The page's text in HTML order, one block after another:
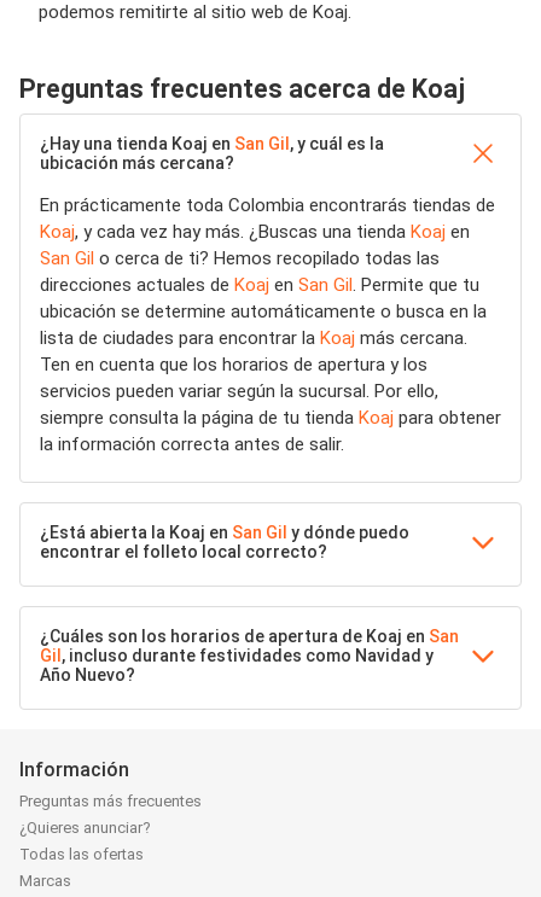
podemos remitirte al sitio web de Koaj.
Preguntas frecuentes acerca de Koaj
¿Hay una tienda Koaj en San Gil , y cuál es la
ubicación más cercana?
En prácticamente toda Colombia encontrarás tiendas de
Koaj, y cada vez hay más. ¿Buscas una tienda Koaj en
San Gil o cerca de ti? Hemos recopilado todas las
direcciones actuales de Koaj en San Gil. Permite que tu
ubicación se determine automáticamente o busca en la
lista de ciudades para encontrar la Koaj más cercana.
Ten en cuenta que los horarios de apertura y los
servicios pueden variar según la sucursal. Por ello,
siempre consulta la página de tu tienda Koaj para obtener
la información correcta antes de salir.
¿Está abierta la Koaj en San Gil y dónde puedo
encontrar el folleto local correcto?
¿Cuáles son los horarios de apertura de Koaj en San
Gil , incluso durante festividades como Navidad y
Año Nuevo?
Información
Preguntas más frecuentes
¿Quieres anunciar?
Todas las ofertas
Marcas